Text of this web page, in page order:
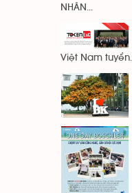
NHÂN...
Việt Nam tuyển...